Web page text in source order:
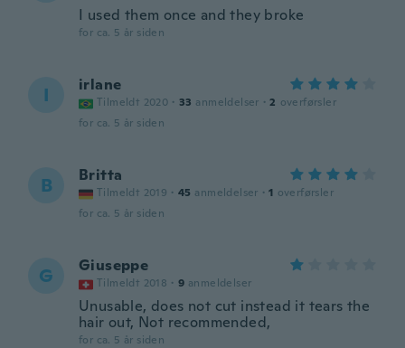
I used them once and they broke
for ca. 5 år siden
I irlane
Tilmeldt 2020 · 33 anmeldelser · 2 overførsler
for ca. 5 år siden
B Britta
Tilmeldt 2019 · 45 anmeldelser · 1 overførsler
for ca. 5 år siden
G Giuseppe
Tilmeldt 2018 · 9 anmeldelser
Unusable, does not cut instead it tears the
hair out, Not recommended,
for ca. 5 år siden